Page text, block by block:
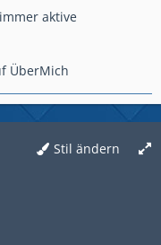
aktive
ÜberMich
Stil ändern